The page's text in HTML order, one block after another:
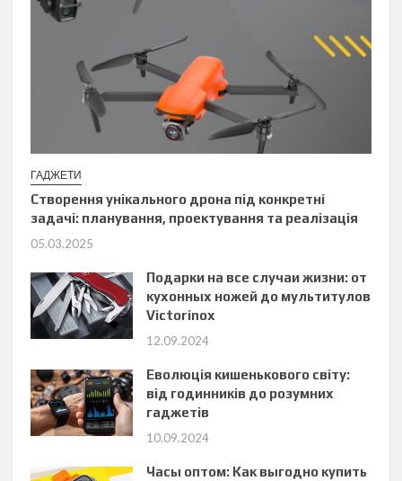
ГАДЖЕТИ
Створення унікального дрона під конкретні
задачі: планування, проектування та реалізація
05.03.2025
Подарки на все случаи жизни: от
кухонных ножей до мультитулов
Victorinox
12.09.2024
Еволюція кишенькового світу:
від годинників до розумних
гаджетів
10.09.2024
Часы оптом: Как выгодно купить